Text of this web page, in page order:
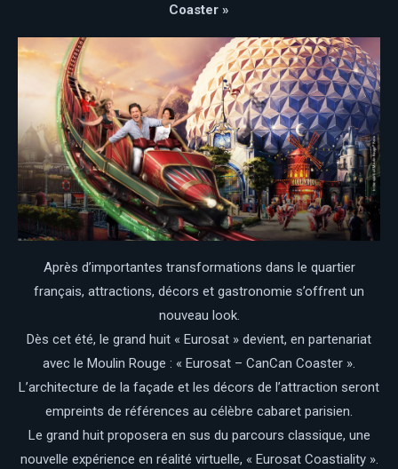
Coaster »
Après d’importantes transformations dans le quartier
français, attractions, décors et gastronomie s’offrent un
nouveau look.
Dès cet été, le grand huit « Eurosat » devient, en partenariat
avec le Moulin Rouge : « Eurosat – CanCan Coaster ».
L’architecture de la façade et les décors de l’attraction seront
empreints de références au célèbre cabaret parisien.
Le grand huit proposera en sus du parcours classique, une
nouvelle expérience en réalité virtuelle, « Eurosat Coastiality ».